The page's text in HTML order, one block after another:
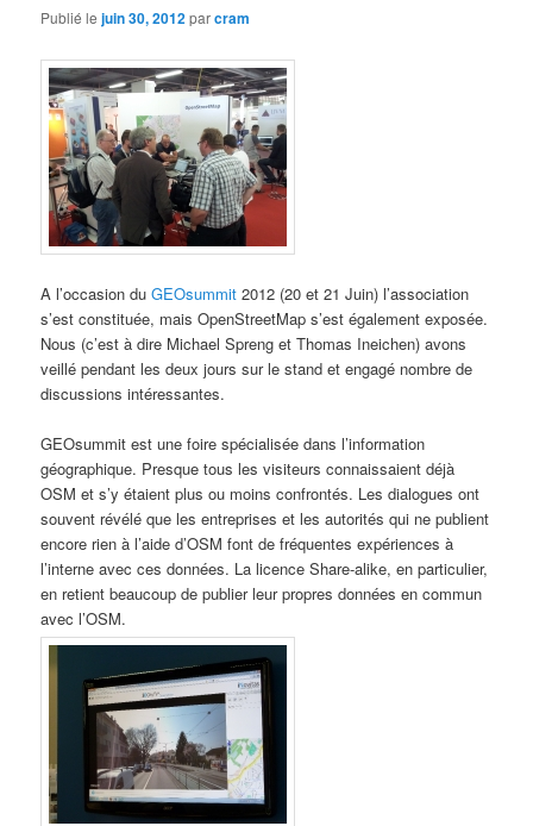
Publié lejuin 30, 2012parcram
A l’occasion duGEOsummit 2012 (20 et 21 Juin) l’association
s’est constituée, mais OpenStreetMap s’est également exposée.
Nous (c’est à dire Michael Spreng et Thomas Ineichen) avons
veillé pendant les deux jours sur le stand et engagé nombre de
discussions intéressantes.
GEOsummit est une foire spécialisée dans l’information
géographique. Presque tous les visiteurs connaissaient déjà
OSM et s’y étaient plus ou moins confrontés. Les dialogues ont
souvent révélé que les entreprises et les autorités qui ne publient
encore rien à l’aide d’OSM font de fréquentes expériences à
l’interne avec ces données. La licence Share-alike, en particulier,
en retient beaucoup de publier leur propres données en commun
avec l’OSM.